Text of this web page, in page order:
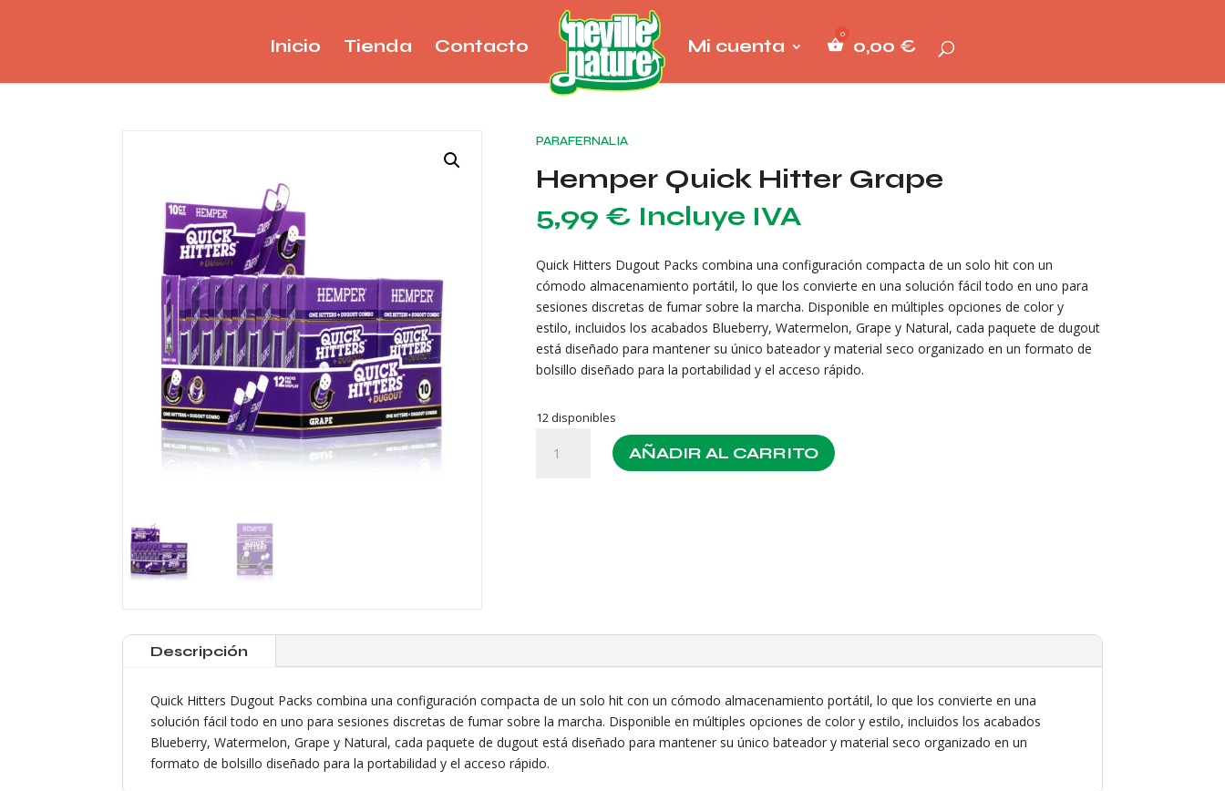
Inicio Tienda Contacto Mi cuenta 0,00 €
PARAFERNALIA
Hemper Quick Hitter Grape
5,99 € Incluye IVA
Quick Hitters Dugout Packs combina una configuración compacta de un solo hit con un
cómodo almacenamiento portátil, lo que los convierte en una solución fácil todo en uno para
sesiones discretas de fumar sobre la marcha. Disponible en múltiples opciones de color y
estilo, incluidos los acabados Blueberry, Watermelon, Grape y Natural, cada paquete de dugout
está diseñado para mantener su único bateador y material seco organizado en un formato de
bolsillo diseñado para la portabilidad y el acceso rápido.
12 disponibles
Quick
AÑADIR AL CARRITO
Descripción
Quick Hitters Dugout Packs combina una configuración compacta de un solo hit con un cómodo almacenamiento portátil, lo que los convierte en una
solución fácil todo en uno para sesiones discretas de fumar sobre la marcha. Disponible en múltiples opciones de color y estilo, incluidos los acabados
Blueberry, Watermelon, Grape y Natural, cada paquete de dugout está diseñado para mantener su único bateador y material seco organizado en un
formato de bolsillo diseñado para la portabilidad y el acceso rápido.